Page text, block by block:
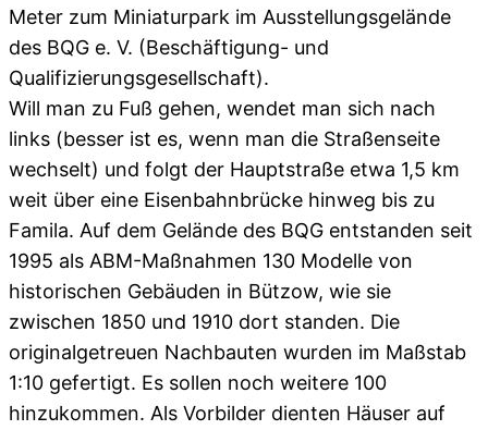
Meter zum Miniaturpark im Ausstellungsgelände
des BQG e. V. (Beschäftigung- und
Qualifizierungsgesellschaft).
Will man zu Fuß gehen, wendet man sich nach
links (besser ist es, wenn man die Straßenseite
wechselt) und folgt der Hauptstraße etwa 1,5 km
weit über eine Eisenbahnbrücke hinweg bis zu
Famila. Auf dem Gelände des BQG entstanden seit
1995 als ABM-Maßnahmen 130 Modelle von
historischen Gebäuden in Bützow, wie sie
zwischen 1850 und 1910 dort standen. Die
originalgetreuen Nachbauten wurden im Maßstab
1:10 gefertigt. Es sollen noch weitere 100
hinzukommen. Als Vorbilder dienten Häuser auf